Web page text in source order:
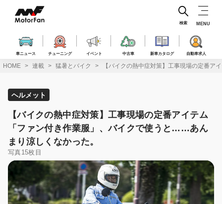
ス
車ニュース チューニング イベント 中古車 新車カタログ 自動車求人
検索 MENU
HOME 連載 猛暑とバイク 【バイクの熱中症対策】工事現場の定番
ヘルメット
【バイクの熱中症対策】工事現場の定番アイテム
「ファン付き作業服」、バイクで使うと……あん
まり涼しくなかった。
写真15枚目